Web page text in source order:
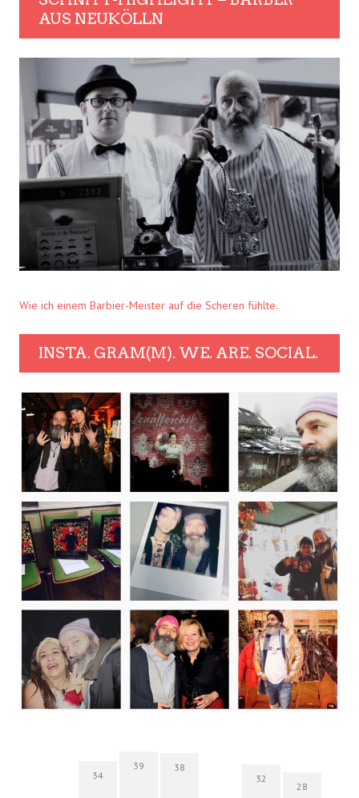
AUS NEUKÖLLN
Wie ich einem Barbier-Meister auf die Scheren fühlte.
INSTA. GRAM(M). WE. ARE. SOCIAL.
34
39 38
32
28